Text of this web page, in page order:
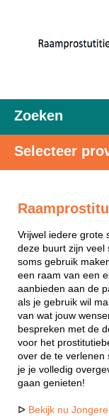
Zoeken
Selecteer
Vrijwel iedere grote
deze buurt zijn veel
soms gebruik
een raam van een
aanbieden aan de
als je gebruik wil
van wat jouw
bespreken met de
voor het
over de te verlenen
je je volledig
gaan genieten!
ᐅ Bekijk nu